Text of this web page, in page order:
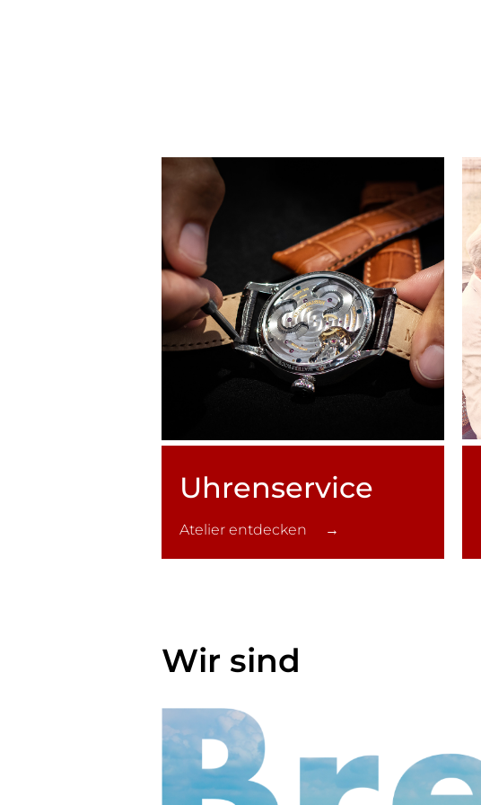
Uhren­service
Atelier entdecken →
Wir sind